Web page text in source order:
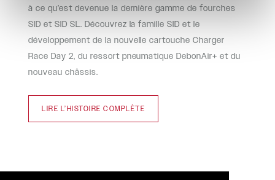
à ce qu’est devenue la dernière gamme de fourches
SID et SID SL. Découvrez la famille SID et le
développement de la nouvelle cartouche Charger
Race Day 2, du ressort pneumatique DebonAir+ et du
nouveau châssis.
LIRE L’HISTOIRE COMPLÈTE